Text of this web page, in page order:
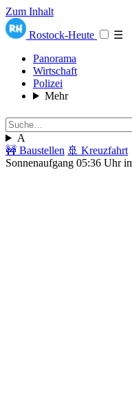
Zum Inhalt
Rostock-Heute
☰
Panorama
Wirtschaft
Polizei
Mehr
A
🚧 Baustellen 🚢 Kreuzfahrt
Sonnenaufgang 05:36 Uhr